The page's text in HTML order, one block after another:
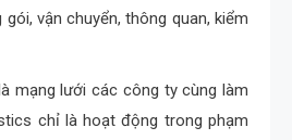
vận chuyển, thông quan, kiểm
mạng lưới các công ty cùng làm
chỉ là hoạt động trong phạm